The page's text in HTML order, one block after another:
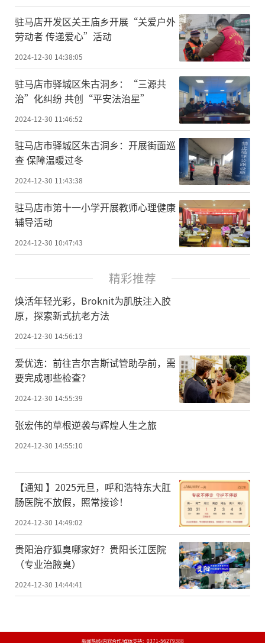
驻马店开发区关王庙乡开展“关爱户外
劳动者 传递爱心”活动
2024-12-30 14:38:05
驻马店市驿城区朱古洞乡：“三源共
治”化纠纷 共创“平安法治星”
2024-12-30 11:46:52
驻马店市驿城区朱古洞乡：开展街面巡
查 保障温暖过冬
2024-12-30 11:43:38
驻马店市第十一小学开展教师心理健康
辅导活动
2024-12-30 10:47:43
精彩推荐
焕活年轻光彩，Broknit为肌肤注入胶
原，探索新式抗老方法
2024-12-30 14:56:13
爱优选：前往吉尔吉斯试管助孕前，需
要完成哪些检查？
2024-12-30 14:55:39
张宏伟的草根逆袭与辉煌人生之旅
2024-12-30 14:55:10
​【通知 】2025元旦，呼和浩特东大肛
肠医院不放假，照常接诊！
2024-12-30 14:49:02
贵阳治疗狐臭哪家好？贵阳长江医院
（专业治腋臭）
2024-12-30 14:44:41
新闻热线/内容合作/媒体支持： 0371-56279388